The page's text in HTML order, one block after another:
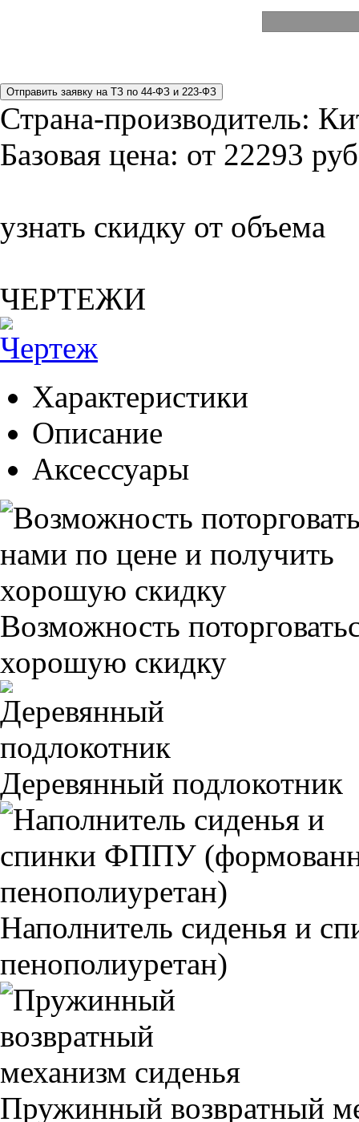
Страна-производитель:
Базовая цена: от 22293
узнать скидку от объема
ЧЕРТЕЖИ
Характеристики
Описание
Аксессуары
Возможность
хорошую скидку
Деревянный подлокотник
Наполнитель сиденья и
пенополиуретан)
Пружинный возвратный